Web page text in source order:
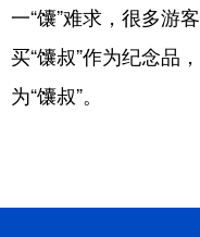
陕西 甘肃
新疆 内蒙
一“馕”难求，很多游
买“馕叔”作为纪念品
为“馕叔”。